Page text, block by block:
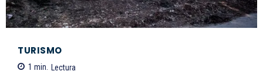
TURISMO
1 min. Lectura